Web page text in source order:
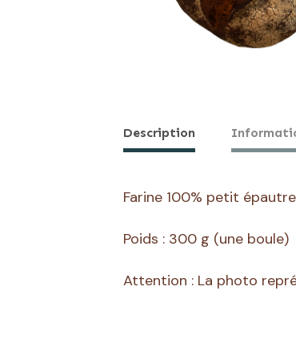
Description
Farine 100% petit
Poids : 300 g (une boule)
Attention : La photo